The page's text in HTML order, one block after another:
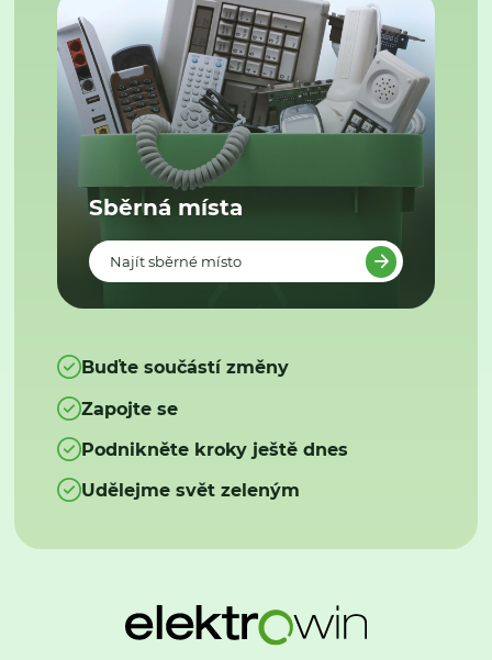
Sběrná místa
Najít sběrné místo
Buďte součástí změny
Zapojte se
Podnikněte kroky ještě dnes
Udělejme svět zeleným